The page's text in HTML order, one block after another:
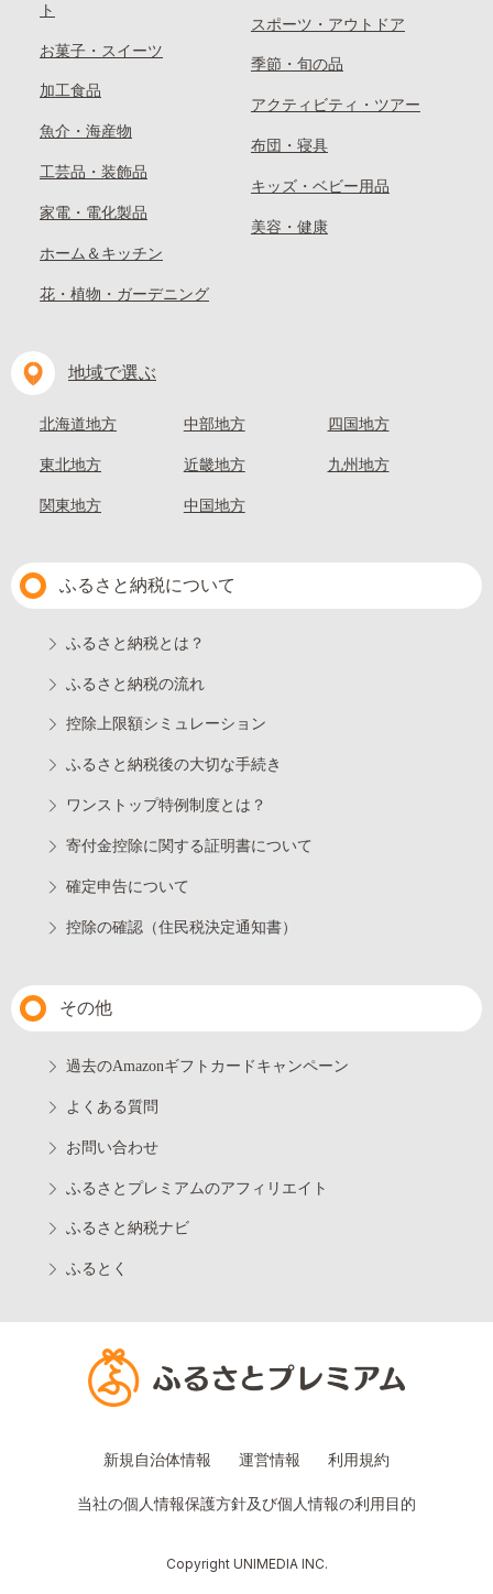
ト
お菓子・スイーツ
加工食品
魚介・海産物
工芸品・装飾品
家電・電化製品
ホーム＆キッチン
花・植物・ガーデニング
スポーツ・アウトドア
季節・旬の品
アクティビティ・ツアー
布団・寝具
キッズ・ベビー用品
美容・健康
地域で選ぶ
北海道地方
東北地方
関東地方
中部地方
近畿地方
中国地方
四国地方
九州地方
ふるさと納税について
ふるさと納税とは？
ふるさと納税の流れ
控除上限額シミュレーション
ふるさと納税後の大切な手続き
ワンストップ特例制度とは？
寄付金控除に関する証明書について
確定申告について
控除の確認（住民税決定通知書）
その他
過去のAmazonギフトカードキャンペーン
よくある質問
お問い合わせ
ふるさとプレミアムのアフィリエイト
ふるさと納税ナビ
ふるとく
新規自治体情報 運営情報 利用規約
当社の個人情報保護方針及び個人情報の利用目的
Copyright UNIMEDIA INC.